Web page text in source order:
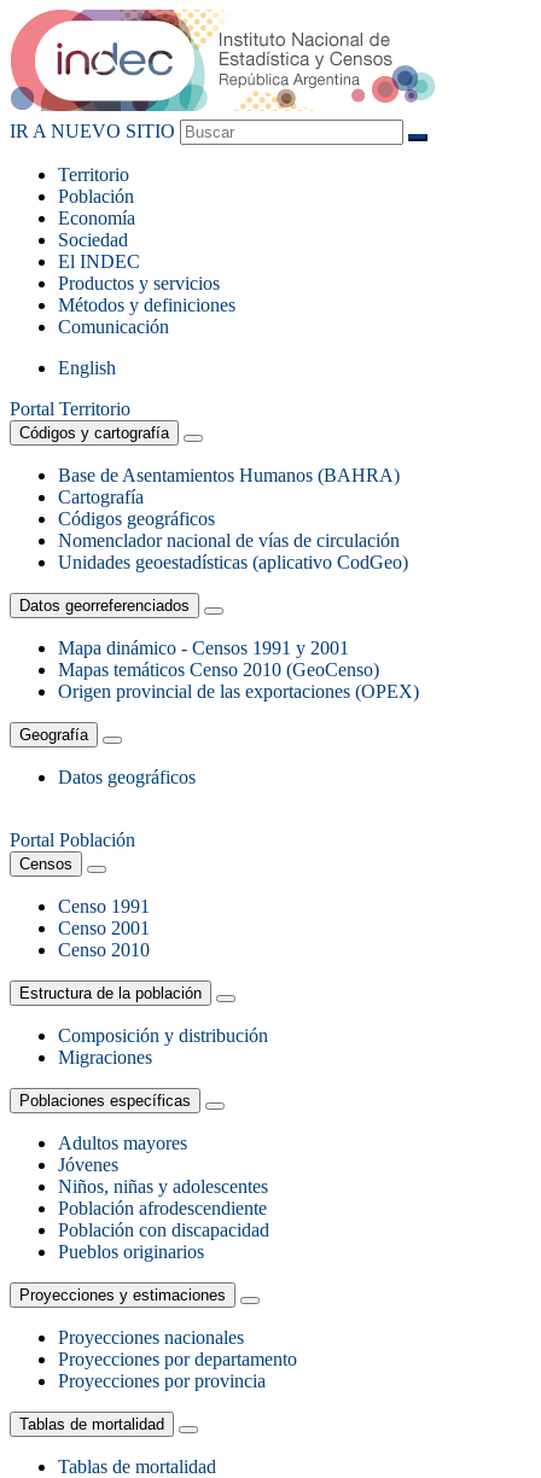
IR A NUEVO SITIO
Territorio
Población
Economía
Sociedad
El INDEC
Productos y servicios
Métodos y definiciones
Comunicación
English
Portal Territorio
Códigos y cartografía
Base de Asentamientos Humanos (BAHRA)
Cartografía
Códigos geográficos
Nomenclador nacional de vías de circulación
Unidades geoestadísticas (aplicativo CodGeo)
Datos georreferenciados
Mapa dinámico - Censos 1991 y 2001
Mapas temáticos Censo 2010 (GeoCenso)
Origen provincial de las exportaciones (OPEX)
Geografía
Datos geográficos
Portal Población
Censos
Censo 1991
Censo 2001
Censo 2010
Estructura de la población
Composición y distribución
Migraciones
Poblaciones específicas
Adultos mayores
Jóvenes
Niños, niñas y adolescentes
Población afrodescendiente
Población con discapacidad
Pueblos originarios
Proyecciones y estimaciones
Proyecciones nacionales
Proyecciones por departamento
Proyecciones por provincia
Tablas de mortalidad
Tablas de mortalidad